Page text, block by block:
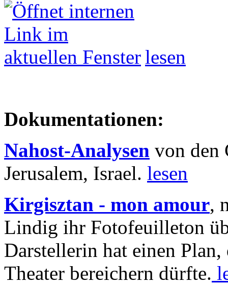
lesen
Dokumentationen:
Nahost-Analysen von den
Jerusalem, Israel. lesen
Kirgisztan - mon amour,
Lindig ihr Fotofeuilleton
Darstellerin hat einen Plan,
Theater bereichern dürfte.